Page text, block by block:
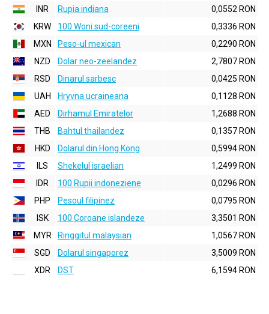
INR
Rupia indiana
0,0552 RON
KRW
100 Woni sud-coreeni
0,3336 RON
MXN
Peso-ul mexican
0,2290 RON
NZD
Dolar neo-zeelandez
2,7807 RON
RSD
Dinarul sarbesc
0,0425 RON
UAH
Hryvna ucraineana
0,1128 RON
AED
Dirhamul Emiratelor
1,2688 RON
THB
Bahtul thailandez
0,1357 RON
HKD
Dolarul din Hong Kong
0,5994 RON
ILS
Shekelul israelian
1,2499 RON
IDR
100 Rupii indoneziene
0,0296 RON
PHP
Pesoul filipinez
0,0795 RON
ISK
100 Coroane islandeze
3,3501 RON
MYR
Ringgitul malaysian
1,0567 RON
SGD
Dolarul singaporez
3,5009 RON
XDR
DST 6,1594 RON